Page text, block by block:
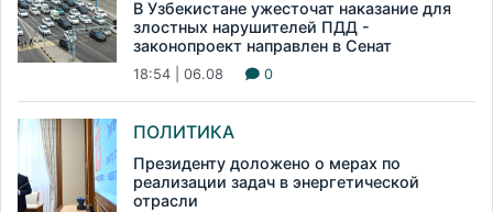
В Узбекистане ужесточат наказание для
злостных нарушителей ПДД -
законопроект направлен в Сенат
18:54 | 06.08 0
ПОЛИТИКА
Президенту доложено о мерах по
реализации задач в энергетической
отрасли